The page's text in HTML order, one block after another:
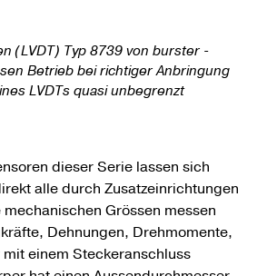
(LVDT) Typ 8739 von burster -
Betrieb bei richtiger Anbringung
LVDTs quasi unbegrenzt
dieser Serie lassen sich
alle durch Zusatzeinrichtungen
Grössen messen
Dehnungen, Drehmomente,
einem Steckeranschluss